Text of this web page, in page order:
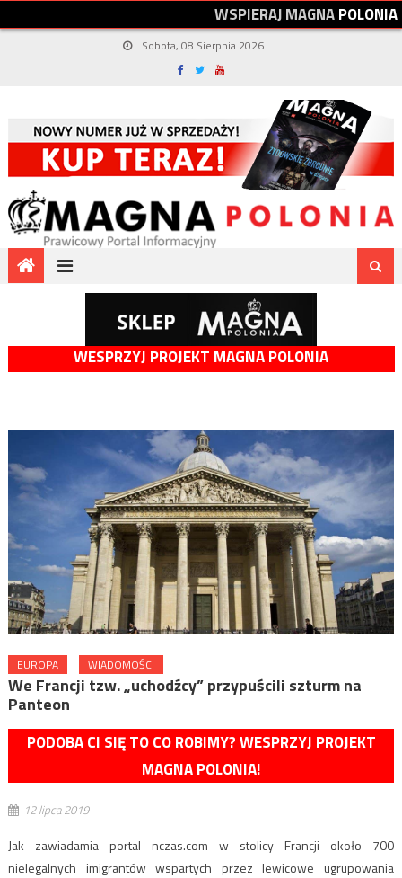
WSPIERAJMAGNAPOLONIA
Sobota, 08 Sierpnia 2026
WESPRZYJ PROJEKT MAGNA POLONIA
EUROPA WIADOMOŚCI
We Francji tzw. „uchodźcy” przypuścili szturm na
Panteon
PODOBA CI SIĘ TO CO ROBIMY? WESPRZYJ PROJEKT
MAGNA POLONIA!
12 lipca 2019
Jak zawiadamia portal nczas.com w stolicy Francji około 700
nielegalnych imigrantów wspartych przez lewicowe ugrupowania